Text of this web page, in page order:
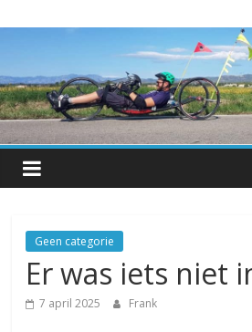
toHetkan.be
leven
met
een
progressieve
spierziekte
Geen categorie
Er was iets niet
7 april 2025 Frank